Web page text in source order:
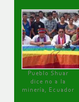
Pueblo Shuar
dice no a la
minería, Ecuador